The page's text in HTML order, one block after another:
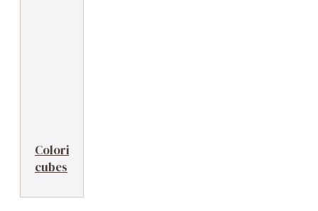
Coloriage
cubes